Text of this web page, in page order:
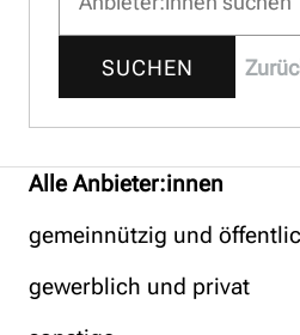
SUCHEN
Alle Anbieter:innen
gemeinnützig und
gewerblich und privat